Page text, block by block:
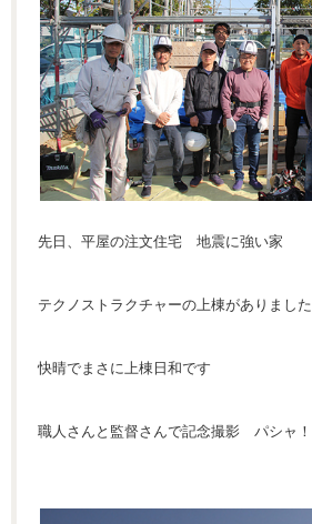
先日、平屋の注文住宅 地震に強い家
テクノストラクチャーの上棟がありました
快晴でまさに上棟日和です
職人さんと監督さんで記念撮影 パシャ！